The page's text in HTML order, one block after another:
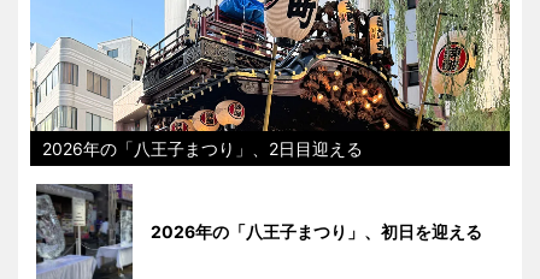
2026年の「八王子まつり」、2日目迎える
2026年の「八王子まつり」、初日を迎える